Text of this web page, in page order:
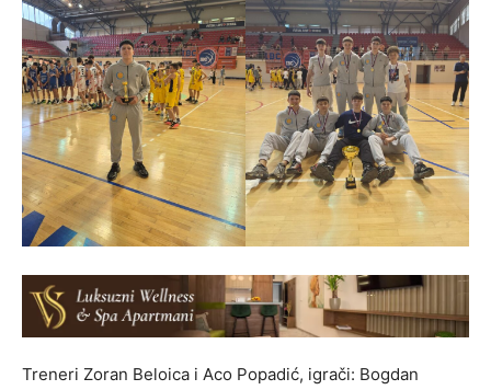
Treneri Zoran Beloica i Aco Popadić, igrači: Bogdan